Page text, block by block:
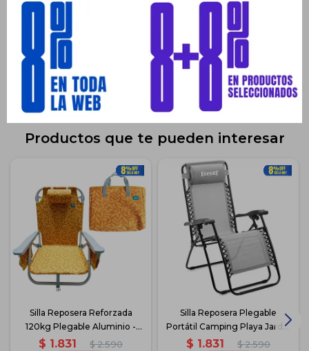
Productos que te pueden interesar
Silla Reposera Reforzada
120kg Plegable Aluminio -
Naranja
$ 1.831 $ 2.590
Silla Reposera Plegable
Portátil Camping Playa Jardín
- Gris
$ 1.831 $ 2.590